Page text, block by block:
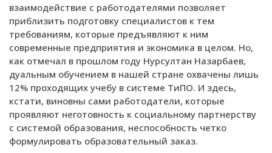
взаимодействие с работодателями позволяет
приблизить подготовку специалистов к тем
требованиям, которые предъявляют к ним
современные предприятия и экономика в целом. Но,
как отмечал в прошлом году Нурсултан Назарбаев,
дуальным обучением в нашей стране охвачены лишь
12% проходящих учебу в системе ТиПО. И здесь,
кстати, виновны сами работодатели, которые
проявляют неготовность к социальному партнерству
с системой образования, неспособность четко
формулировать образовательный заказ.